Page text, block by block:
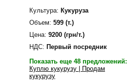
Культура: Кукуруза
Объем: 599 (т.)
Цена: 9200 (грн/т.)
НДС: Первый посредник
Показать еще 48 предложений:
Куплю кукурузу | Продам
кукурузу